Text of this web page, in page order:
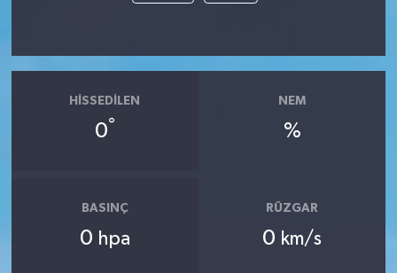
HISSEDILEN
0°
NEM
%
BASINÇ
0 hpa
RÜZGAR
0 km/s